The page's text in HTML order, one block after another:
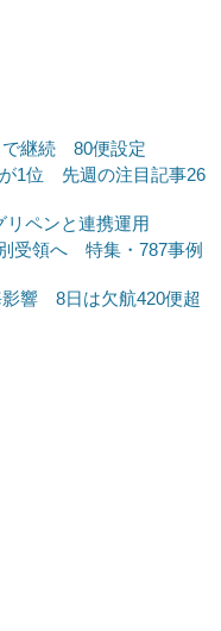
で継続 80便設定
1位 先週の注目記事26
ペンと連携運用
受領へ 特集・787事例
影響 8日は欠航420便超